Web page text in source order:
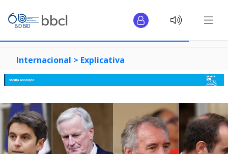
Internacional > Explicativa